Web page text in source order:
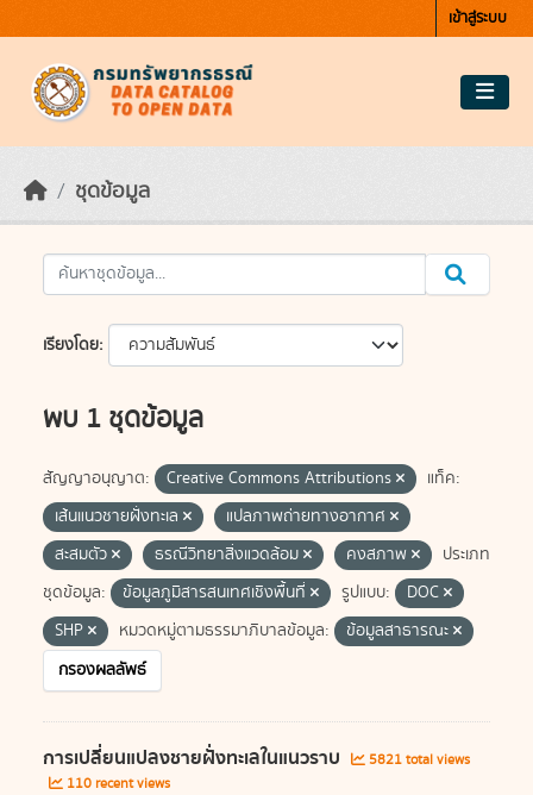
เข้าสู่ระบบ
ชุดข้อมูล
เรียงโดย
พบ 1 ชุดข้อมูล
สัญญาอนุญาต: Creative Commons Attributions
แท็ค:
เส้นแนวชายฝั่งทะเล
แปลภาพถ่ายทางอากาศ
สะสมตัว
ธรณีวิทยาสิ่งแวดล้อม คงสภาพ
ประเภท
ชุดข้อมูล:
ข้อมูลภูมิสารสนเทศเชิงพื้นที่ รูปแบบ:
DOC
SHP
หมวดหมู่ตามธรรมาภิบาลข้อมูล:
ข้อมูลสาธารณะ
กรองผลลัพธ์
การเปลี่ยนแปลงชายฝั่งทะเลในแนวราบ
5821 total views
110 recent views